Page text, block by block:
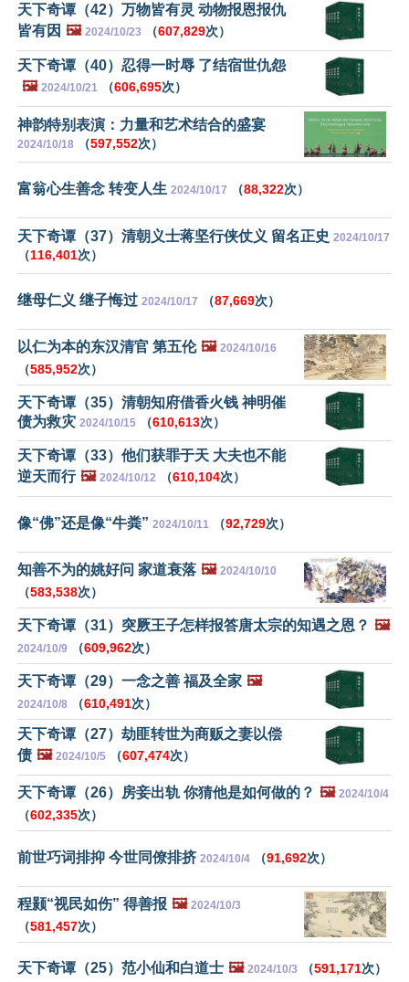
天下奇谭（42）万物皆有灵 动物报恩报仇
皆有因 🖼️ 2024/10/23 （607,829次）
天下奇谭（40）忍得一时辱 了结宿世仇怨
🖼️ 2024/10/21 （606,695次）
神韵特别表演：力量和艺术结合的盛宴
2024/10/18 （597,552次）
富翁心生善念 转变人生 2024/10/17 （88,322次）
天下奇谭（37）清朝义士蒋坚行侠仗义 留名正史 2024/10/17
（116,401次）
继母仁义 继子悔过 2024/10/17 （87,669次）
以仁为本的东汉清官 第五伦 🖼️ 2024/10/16
（585,952次）
天下奇谭（35）清朝知府借香火钱 神明催
债为救灾 2024/10/15 （610,613次）
天下奇谭（33）他们获罪于天 大夫也不能
逆天而行 🖼️ 2024/10/12 （610,104次）
像“佛”还是像“牛粪” 2024/10/11 （92,729次）
知善不为的姚好问 家道衰落 🖼️ 2024/10/10
（583,538次）
天下奇谭（31）突厥王子怎样报答唐太宗的知遇之恩？ 🖼️
2024/10/9 （609,962次）
天下奇谭（29）一念之善 福及全家 🖼️
2024/10/8 （610,491次）
天下奇谭（27）劫匪转世为商贩之妻以偿
债 🖼️ 2024/10/5 （607,474次）
天下奇谭（26）房妾出轨 你猜他是如何做的？ 🖼️ 2024/10/4
（602,335次）
前世巧词排抑 今世同僚排挤 2024/10/4 （91,692次）
程颢“视民如伤” 得善报 🖼️ 2024/10/3
（581,457次）
天下奇谭（25）范小仙和白道士 🖼️ 2024/10/3 （591,171次）